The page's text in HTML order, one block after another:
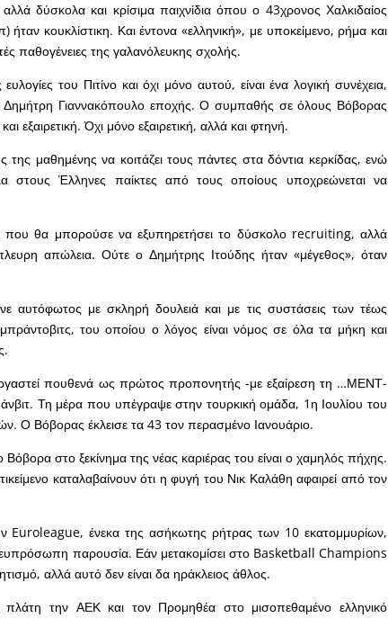
δύσκολα και κρίσιμα παιχνίδια όπου ο 43χρονος Χαλκιδαίος
κουκλίστικη. Και έντονα «ελληνική», με υποκείμενο, ρήμα και
παθογένειες της γαλανόλευκης σχολής.
του Πιτίνο και όχι μόνο αυτού, είναι ένα λογική συνέχεια,
Δημήτρη Γιαννακόπουλο εποχής. Ο συμπαθής σε όλους Βόβορας
εξαιρετική. Όχι μόνο εξαιρετική, αλλά και φτηνή.
της μαθημένης να κοιτάζει τους πάντες στα δόντια κερκίδας, ενώ
στους Έλληνες παίκτες από τους οποίους υποχρεώνεται να
που θα μπορούσε να εξυπηρετήσει το δύσκολο recruiting, αλλά
απώλεια. Ούτε ο Δημήτρης Ιτούδης ήταν «μέγεθος», όταν
αυτόφωτος με σκληρή δουλειά και με τις συστάσεις των τέως
του οποίου ο λόγος είναι νόμος σε όλα τα μήκη και
πουθενά ως πρώτος προπονητής -με εξαίρεση τη …ΜΕΝΤ-
Τη μέρα που υπέγραψε στην τουρκική ομάδα, 1η Ιουλίου του
Ο Βόβορας έκλεισε τα 43 τον περασμένο Ιανουάριο.
Βόβορα στο ξεκίνημα της νέας καριέρας του είναι ο χαμηλός πήχης.
καταλαβαίνουν ότι η φυγή του Νικ Καλάθη αφαιρεί από τον
Euroleague, ένεκα της ασήκωτης ρήτρας των 10 εκατομμυρίων,
ευπρόσωπη παρουσία. Εάν μετακομίσει στο Basketball Champions
αλλά αυτό δεν είναι δα ηράκλειος άθλος.
πλάτη την ΑΕΚ και τον Προμηθέα στο μισοπεθαμένο ελληνικό